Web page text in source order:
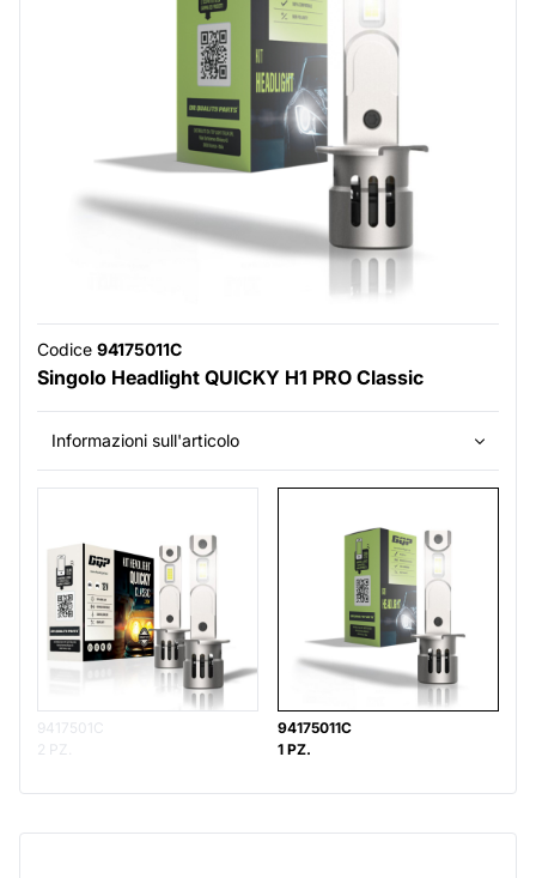
Codice 94175011C
Singolo Headlight QUICKY H1 PRO Classic
Informazioni sull'articolo
9417501C
2 PZ.
94175011C
1 PZ.